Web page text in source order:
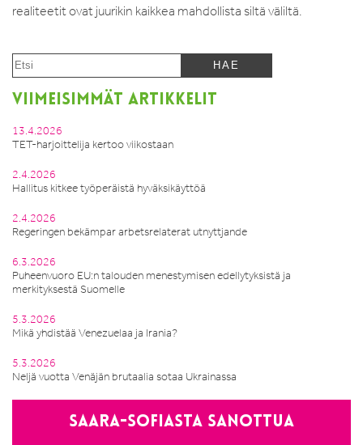
realiteetit ovat juurikin kaikkea mahdollista siltä väliltä.
VIIMEISIMMÄT ARTIKKELIT
13.4.2026
TET-harjoittelija kertoo viikostaan
2.4.2026
Hallitus kitkee työperäistä hyväksikäyttöä
2.4.2026
Regeringen bekämpar arbetsrelaterat utnyttjande
6.3.2026
Puheenvuoro EU:n talouden menestymisen edellytyksistä ja
merkityksestä Suomelle
5.3.2026
Mikä yhdistää Venezuelaa ja Irania?
5.3.2026
Neljä vuotta Venäjän brutaalia sotaa Ukrainassa
Saara-Sofiasta sanottua